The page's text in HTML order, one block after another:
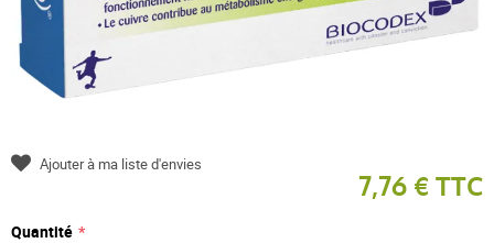
7,76 € TTC
Quantité
Ajouter à ma liste d'envies